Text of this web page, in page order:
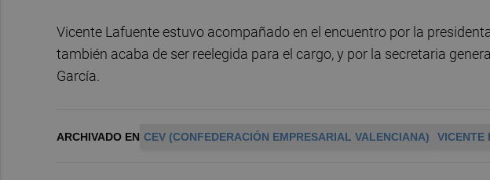
Vicente Lafuente estuvo acompañado en el encuentro por la
también acaba de ser reelegida para el cargo, y por la secretaria
García.
ARCHIVADO EN CEV (CONFEDERACIÓN EMPRESARIAL VALENCIANA) VICENTE